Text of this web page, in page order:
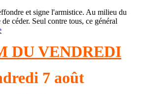
et signe l'armistice. Au milieu du
céder. Seul contre tous, ce général
DU VENDREDI
7 août